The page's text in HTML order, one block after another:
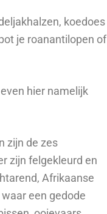
koedoes
je roanantilopen of
hier namelijk
zijn de zes
zijn felgekleurd en
Afrikaanse
een gedode